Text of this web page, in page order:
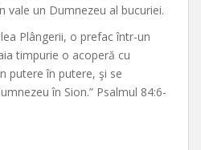
vale un Dumnezeu al bucuriei.
Plângerii, o prefac într-un
timpurie o acoperă cu
putere în putere, şi se
în Sion.” Psalmul 84:6-